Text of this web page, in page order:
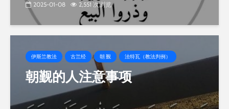
2025-01-08 2,551 次浏览
伊斯兰教法 古兰经 朝 觐 法特瓦（教法判例）
朝觐的人注意事项